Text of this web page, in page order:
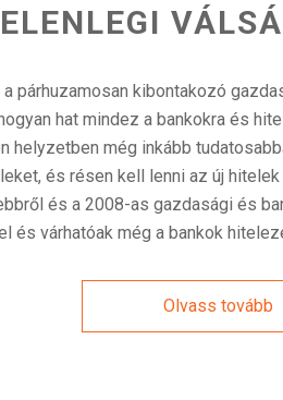
a párhuzamosan kibontakozó
hat mindez a bankokra és
helyzetben még inkább
és résen kell lenni az új
és a 2008-as gazdasági és
és várhatóak még a bankok
Olvass tovább